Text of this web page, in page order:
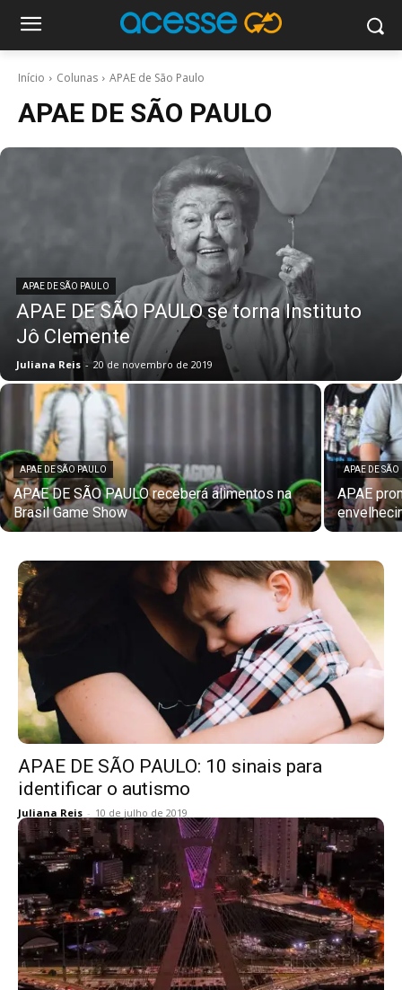
Início Colunas APAE de São Paulo
APAE DE SÃO PAULO
APAE DE SÃO PAULO
APAE DE SÃO PAULO se torna Instituto
Jô Clemente
Juliana Reis - 20 de novembro de 2019
APAE DE SÃO PAULO
APAE DE SÃO PAULO receberá alimentos na
Brasil Game Show
APAE DE
APAE
APAE DE SÃO PAULO: 10 sinais para
identificar o autismo
Juliana Reis - 10 de julho de 2019